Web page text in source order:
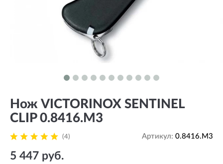
Нож VICTORINOX SENTINEL
CLIP 0.8416.M3
(4) Артикул: 0.8416.M3
5 447 руб.